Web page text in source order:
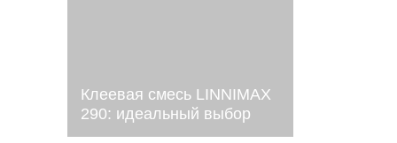
Клеевая смесь LINNIMAX
290: идеальный выбор
для теплоизоляции